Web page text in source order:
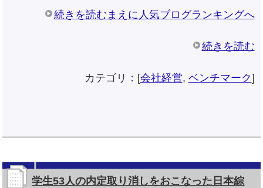
続きを読むまえに人気ブログランキングへ
続きを読む
カテゴリ：[会社経営, ベンチマーク]
学生53人の内定取り消しをおこなった日本綜